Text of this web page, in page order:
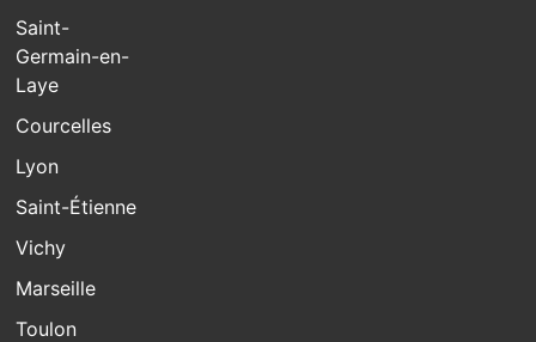
Saint-
Germain-en-
Laye
Courcelles
Lyon
Saint-Étienne
Vichy
Marseille
Toulon